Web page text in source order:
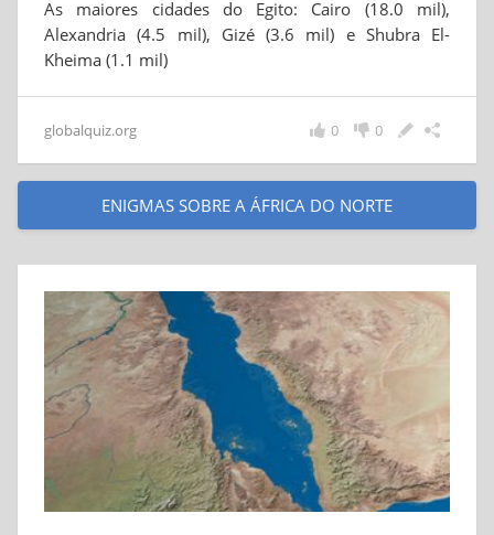
As maiores cidades do Egito: Cairo (18.0 mil),
Alexandria (4.5 mil), Gizé (3.6 mil) e Shubra El-
Kheima (1.1 mil)
globalquiz.org 0
0
ENIGMAS SOBRE A ÁFRICA DO NORTE